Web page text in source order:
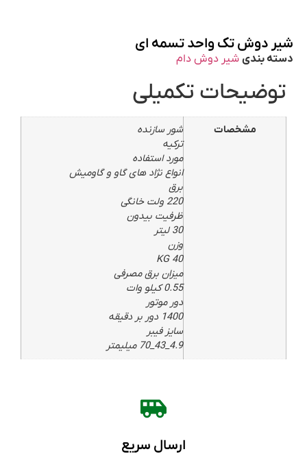
شیر دوش تک واحد تسمه ای
دسته بندی شیر دوش دام
توضیحات تکمیلی
مشخصات
شور سازنده
ترکیه
مورد استفاده
انواع نژاد های گاو و گاومیش
برق
220 ولت خانگی
ظرفیت بیدون
30 لیتر
وزن
40 KG
میزان برق مصرفی
0.55 کیلو وات
دور موتور
1400 دور بر دقیقه
سایز فیبر
4.9_43_70 میلیمتر
ارسال سریع